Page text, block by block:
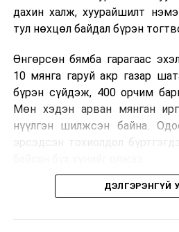
дахин халж, хуурайшилт
тул нөхцөл байдал бүрэн
Өнгөрсөн бямба гарагаас
10 мянга гаруй акр газар
бүрэн сүйдэж, 400 орчим
Мөн хэдэн арван мянган
нүүлгэн шилжсэн байна.
эрсэдсэн тохиолдол
Албаныхны мэдээлснээр
настай Аарон
ДЭЛГЭРЭНГҮЙ